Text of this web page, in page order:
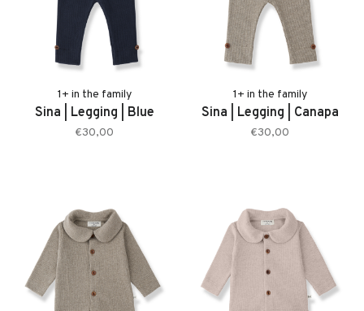
1+ in the family
Sina | Legging | Blue
€30,00
1+ in the family
Sina | Legging | Canapa
€30,00